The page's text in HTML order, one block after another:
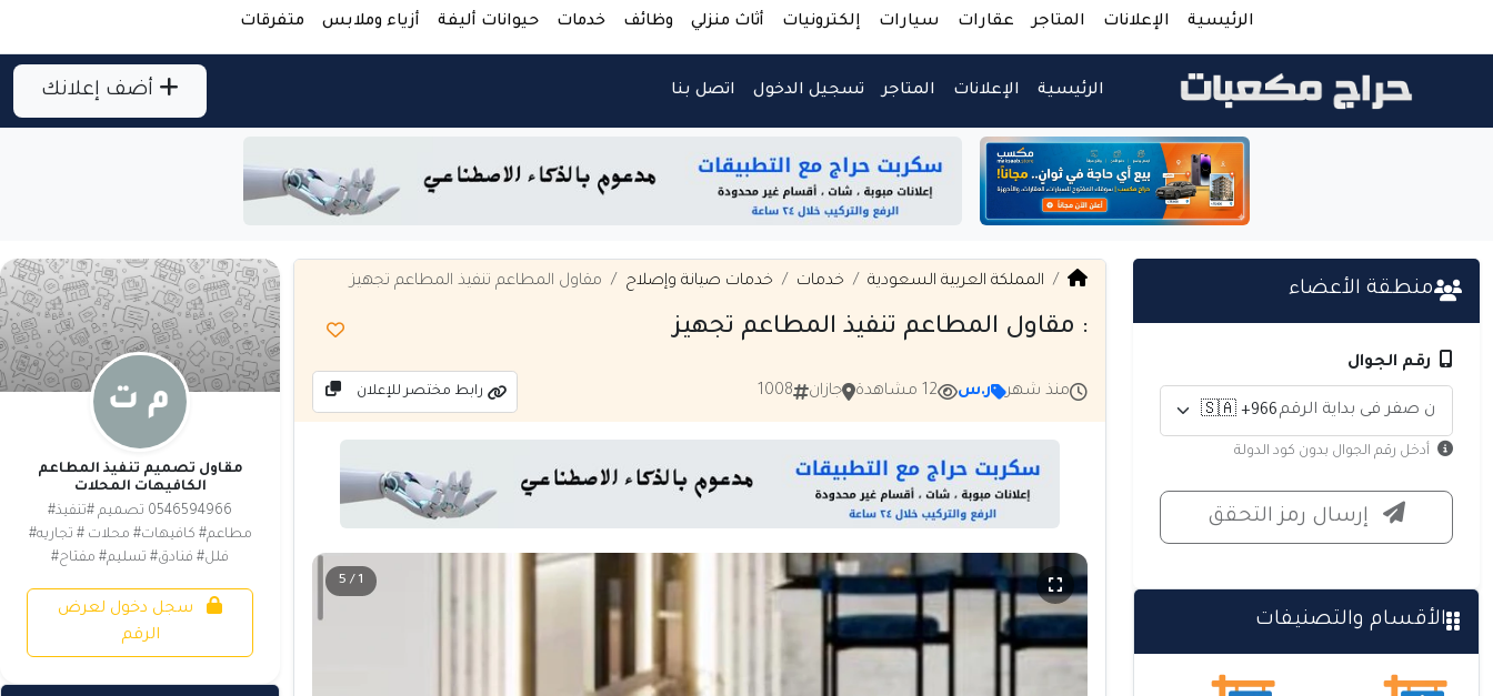
الرئيسية الإعلانات المتاجر عقارات سيارات إلكترونيات أثاث منزلي وظائف خدمات حيوانات أليفة أزياء وملابس متفرقات
الرئيسية الإعلانات المتاجر تسجيل الدخول اتصل بنا أضف إعلانك
منطقة الأعضاء
رقم الجوال
أدخل رقم الجوال بدون كود الدولة
إرسال رمز التحقق
الأقسام والتصنيفات
المملكة العربية السعودية خدمات خدمات صيانة وإصلاح مقاول المطاعم تنفيذ المطاعم تجهيز
: مقاول المطاعم تنفيذ المطاعم تجهيز
منذ شهر ر.س 12 مشاهدة جازان 1008 رابط مختصر للإعلان
1 / 5
مقاول تصميم تنفيذ المطاعم
الكافيهات المحلات
0546594966 تصميم #تنفيذ#
مطاعم# كافيهات# محلات # تجاريه#
فلل# فنادق# تسليم# مفتاح#
سجل دخول لعرض
الرقم